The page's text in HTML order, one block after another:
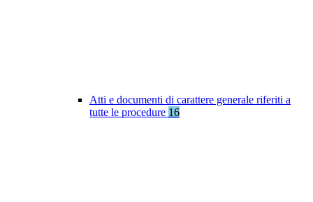
Atti e documenti di carattere generale riferiti a
tutte le procedure 16